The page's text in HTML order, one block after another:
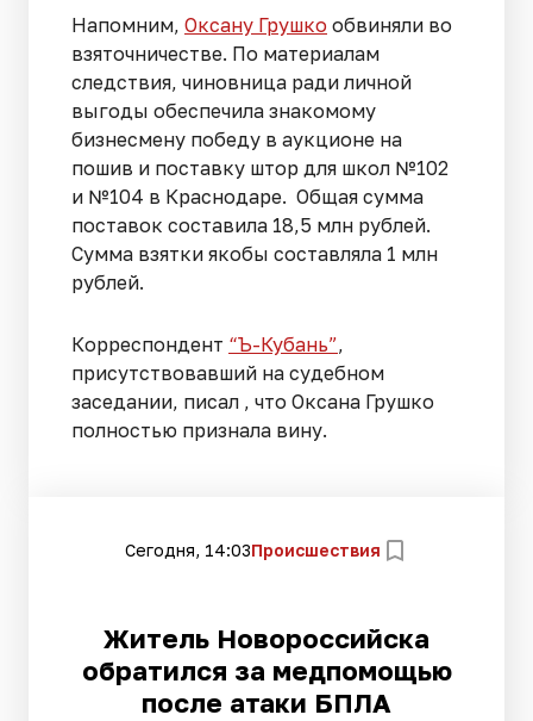
Напомним, Оксану Грушко обвиняли во
взяточничестве. По материалам
следствия, чиновница ради личной
выгоды обеспечила знакомому
бизнесмену победу в аукционе на
пошив и поставку штор для школ №102
и №104 в Краснодаре. Общая сумма
поставок составила 18,5 млн рублей.
Сумма взятки якобы составляла 1 млн
рублей.
Корреспондент “Ъ-Кубань”,
присутствовавший на судебном
заседании, писал , что Оксана Грушко
полностью признала вину.
Сегодня, 14:03Происшествия
Житель Новороссийска
обратился за медпомощью
после атаки БПЛА